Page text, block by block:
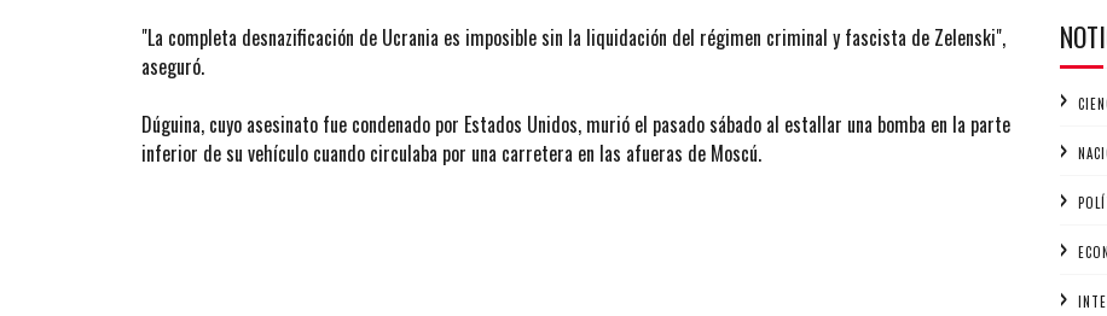
"La completa desnazificación de Ucrania es imposible sin la liquidación del régimen criminal y fascista de Zelenski",
aseguró.
Dúguina, cuyo asesinato fue condenado por Estados Unidos, murió el pasado sábado al estallar una bomba en la parte
inferior de su vehículo cuando circulaba por una carretera en las afueras de Moscú.